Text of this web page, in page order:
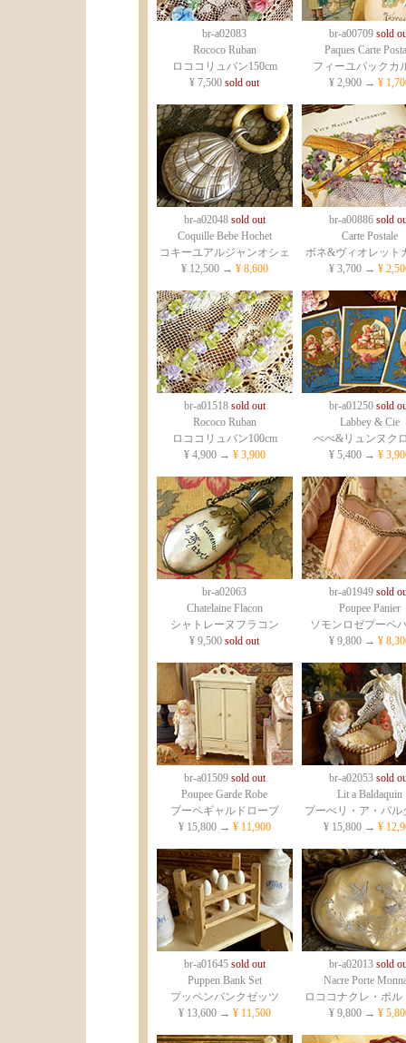
br-a02083
Rococo Ruban
ロココリュバン150cm
¥ 7,500 sold out
br-a00709sold
Paques Carte
フィーユパックカ
¥ 2,900 → ¥
br-a02048sold out
Coquille Bebe Hochet
コキーユアルジャンオシェ
¥ 12,500 → ¥ 8,600
br-a00886sold
Carte Postale
ボネ&ヴィオレット
¥ 3,700 → ¥
br-a01518sold out
Rococo Ruban
ロココリュバン100cm
¥ 4,900 → ¥ 3,900
br-a01250sold
Labbey & Cie
べべ&リュンヌク
¥ 5,400 → ¥
br-a02063
Chatelaine Flacon
シャトレーヌフラコン
¥ 9,500 sold out
br-a01949sold
Poupee Panier
ソモンロゼプーペ
¥ 9,800 → ¥
br-a01509sold out
Poupee Garde Robe
プーペギャルドローブ
¥ 15,800 → ¥ 11,900
br-a02053sold
Lit a Baldaquin
プーぺリ・ア・バル
¥ 15,800 → ¥
br-a01645sold out
Puppen Bank Set
プッペンバンクゼッツ
¥ 13,600 → ¥ 11,500
br-a02013sold
Nacre Porte
ロココナクレ・ポル
¥ 9,800 → ¥